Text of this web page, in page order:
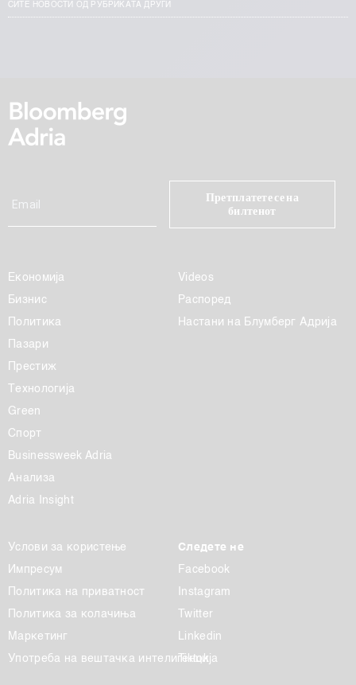
СИТЕ НОВОСТИ ОД РУБРИКАТА ДРУГИ
Претплатете се на
билтенот
Економија
Бизнис
Политика
Пазари
Престиж
Технологија
Green
Спорт
Businessweek Adria
Анализа
Adria Insight
Videos
Распоред
Настани на Блумберг Адрија
Услови за користење
Импресум
Политика на приватност
Политика за колачиња
Маркетинг
Употреба на вештачка интелигенција
Следете не
Facebook
Instagram
Twitter
Linkedin
Tiktok